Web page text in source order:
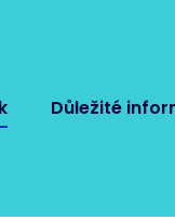
Důležité